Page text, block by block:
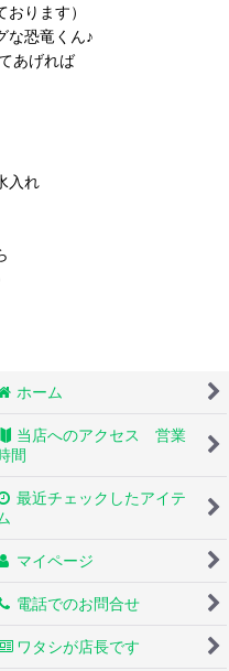
ります）
な恐竜くん♪
あげれば
入れ
ホーム
当店へのアクセス 営業
間
最近チェックしたアイテ
マイページ
電話でのお問合せ
ワタシが店長です